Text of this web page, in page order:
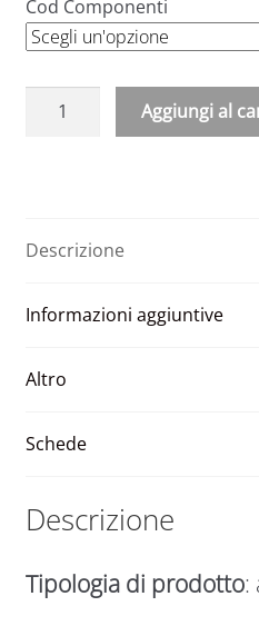
Cod Componenti
Appendiabiti
a
piastra
metallo
quantità
Aggiungi al
r
a
i
:
Descrizione
Informazioni aggiuntive
Altro
Schede
Descrizione
Tipologia di prodotto: